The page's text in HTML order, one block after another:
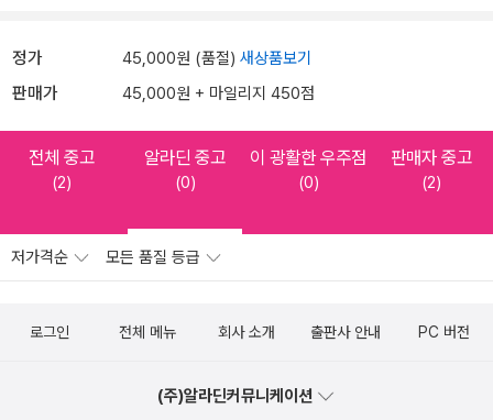
정가 45,000원 (품절) 새상품보기
판매가 45,000원 + 마일리지 450점
전체 중고
(2)
알라딘 중고
(0)
이 광활한 우주점
(0)
판매자 중고
(2)
저가격순 모든 품질 등급
로그인 전체 메뉴 회사 소개 출판사 안내 PC 버전
(주)알라딘커뮤니케이션